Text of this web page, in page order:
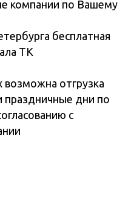
компании по Вашему
бесплатная
ТК
возможна отгрузка
праздничные дни по
с